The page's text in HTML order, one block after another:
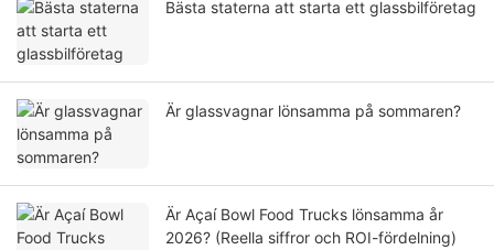
Bästa staterna att starta ett glassbilföretag
Är glassvagnar lönsamma på sommaren?
Är Açaí Bowl Food Trucks lönsamma år
2026? (Reella siffror och ROI-fördelning)